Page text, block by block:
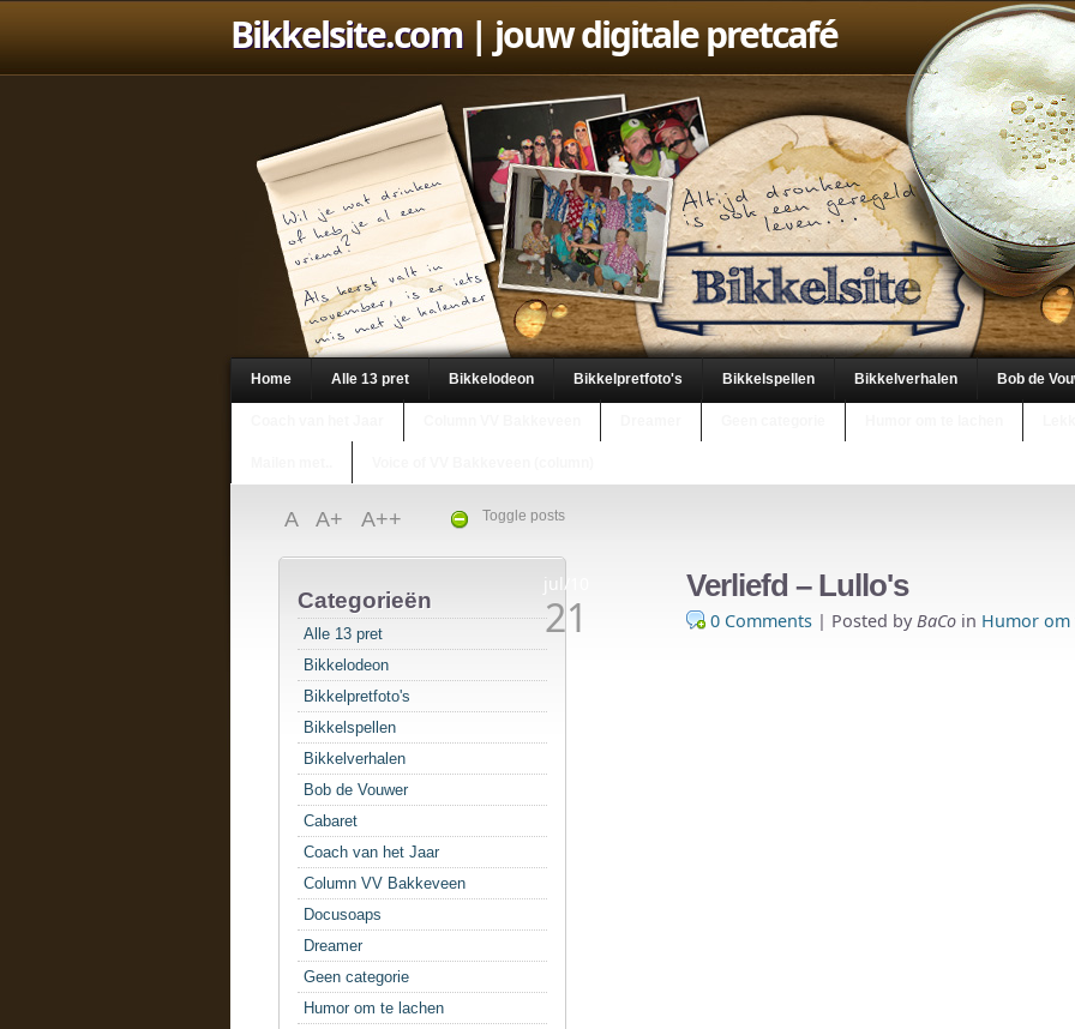
Bikkelsite.com| jouw digitale pretcafé
Home Alle 13 pret Bikkelodeon Bikkelpretfoto's Bikkelspellen Bikkelverhalen Bob de
Toggle posts
A A+ A++
Categorieën
Alle 13 pret
Bikkelodeon
Bikkelpretfoto's
Bikkelspellen
Bikkelverhalen
Bob de Vouwer
Cabaret
Coach van het Jaar
Column VV Bakkeveen
Docusoaps
Dreamer
Geen categorie
Humor om te lachen
jul/10
21
Verliefd – Lullo's
0 Comments | Posted byBaCo in Humor om